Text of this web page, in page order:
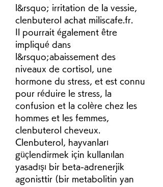
l&rsquo; irritation de la vessie,
clenbuterol achat miliscafe.fr.
Il pourrait également être
impliqué dans
l&rsquo;abaissement des
niveaux de cortisol, une
hormone du stress, et est connu
pour réduire le stress, la
confusion et la colère chez les
hommes et les femmes,
clenbuterol cheveux.
Clenbuterol, hayvanları
güçlendirmek için kullanılan
yasadışı bir beta-adrenerjik
agonisttir (bir metabolitin yan